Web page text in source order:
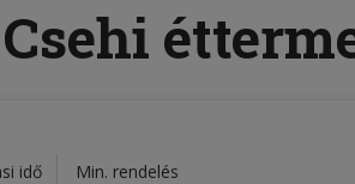
idő
Min. rendelés